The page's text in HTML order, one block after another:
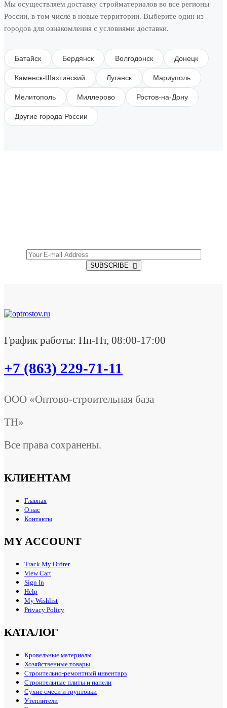
Мы осуществляем доставку стройматериалов во все регионы
России, в том числе в новые территории. Выберите один из
городов для ознакомления с условиями доставки.
Батайск Бердянск Волгодонск Донецк
Каменск-Шахтинский Луганск Мариуполь
Мелитополь Миллерово Ростов-на-Дону
Другие города России
SUBSCRIBE
График работы: Пн-Пт, 08:00-17:00
+7 (863) 229-71-11
ООО «Оптово-строительная база
ТН»
Все права сохранены.
КЛИЕНТАМ
Главная
О нас
Контакты
MY ACCOUNT
Track My Ordrer
View Cart
Sign In
Help
My Wishlist
Privacy Policy
КАТАЛОГ
Кровельные материалы
Хозяйственные товары
Строительно-ремонтный инвентарь
Строительные плиты и панели
Сухие смеси и грунтовки
Утеплители